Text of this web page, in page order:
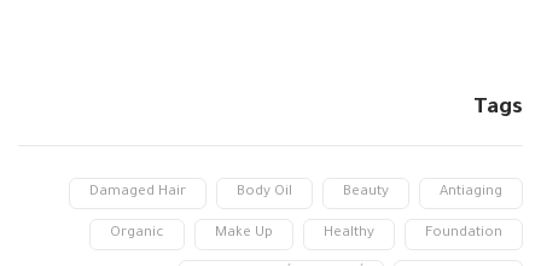
Tags
Antiaging
Beauty
Body Oil
Damaged Hair
Foundation
Healthy
Make Up
Organic